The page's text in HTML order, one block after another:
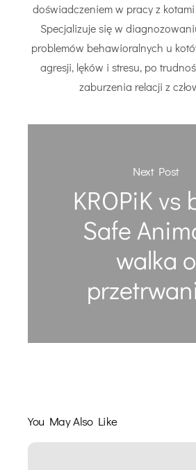
doświadczeniem w pracy z
Specjalizuje się w
problemów behawioralnych u
agresji, lęków i stresu, po
zaburzenia relacji z
Next Post
KROPiK vs
Safe
walka o
You May Also Like
5